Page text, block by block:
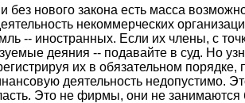
без нового закона есть масса
некоммерческих
-- иностранных. Если их члены, с
деяния -- подавайте в суд. Но
их в обязательном
деятельность недопустимо.
Это не фирмы, они не